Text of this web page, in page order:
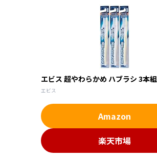
エビス 超やわらかめ ハブラシ 3本組
エビス
Amazon
楽天市場